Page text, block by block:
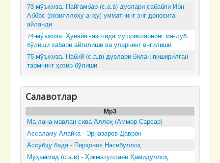
73-мўъжиза. Пайғамбар (с.а.в) дуолари сабабли Ибн
Аббос (розияллоҳу анҳу) умматнинг энг доносига
айланди
74-мўъжиза. Ҳунайн ғазотида мушрикларнинг мағлуб
бўлиши хабари айтилиши ва уларнинг енгилиши
75-мўъжиза. Набий (с.а.в) дуолари билан пиширилган
таомнинг ҳозир бўлиши
Салавотлар
Mp3
Ма лана мавлан сива Аллоҳ (Аммор Сарсар)
Ассаламу Алайка - Эрназаров Даврон
Ассубҳу бада - Пирҳонов Насибуллоҳ
Муҳаммад (с.а.в) - Ҳикматуллаев Ҳамидуллоҳ